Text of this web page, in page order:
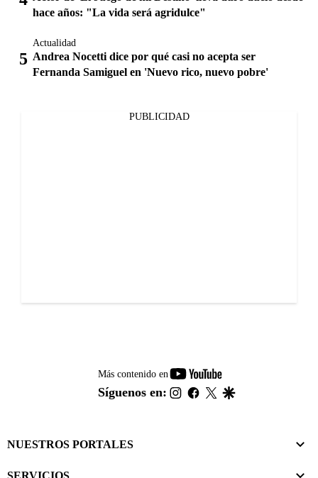
hace años: "La vida será agridulce"
Actualidad
Andrea Nocetti dice por qué casi no acepta ser
Fernanda Samiguel en 'Nuevo rico, nuevo pobre'
PUBLICIDAD
Más contenido en
youtube-
footer
Síguenos en: instagram
facebook
twitter
NUESTROS PORTALES
SERVICIOS